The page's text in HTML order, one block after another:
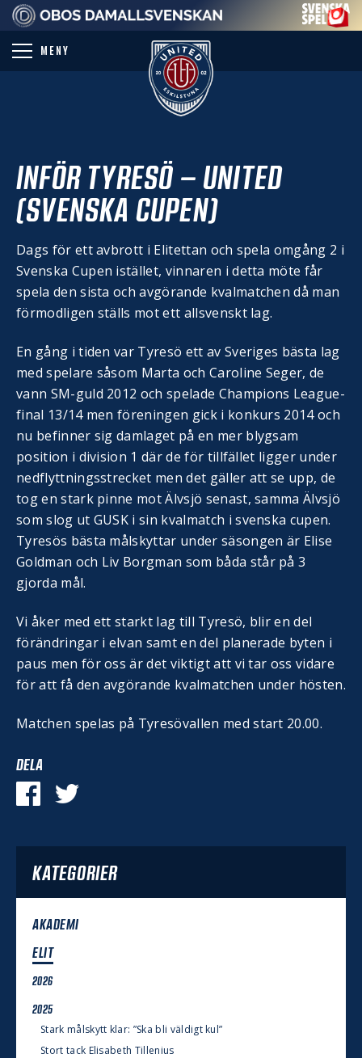
MENY
PARTNER
INFÖR TYRESÖ – UNITED
(SVENSKA CUPEN)
Dags för ett avbrott i Elitettan och spela omgång 2 i
Svenska Cupen istället, vinnaren i detta möte får
spela den sista och avgörande kvalmatchen då man
förmodligen ställs mot ett allsvenskt lag.
En gång i tiden var Tyresö ett av Sveriges bästa lag
med spelare såsom Marta och Caroline Seger, de
vann SM-guld 2012 och spelade Champions League-
final 13/14 men föreningen gick i konkurs 2014 och
nu befinner sig damlaget på en mer blygsam
position i division 1 där de för tillfället ligger under
nedflyttningsstrecket men det gäller att se upp, de
tog en stark pinne mot Älvsjö senast, samma Älvsjö
som slog ut GUSK i sin kvalmatch i svenska cupen.
Tyresös bästa målskyttar under säsongen är Elise
Goldman och Liv Borgman som båda står på 3
gjorda mål.
Vi åker med ett starkt lag till Tyresö, blir en del
förändringar i elvan samt en del planerade byten i
paus men för oss är det viktigt att vi tar oss vidare
för att få den avgörande kvalmatchen under hösten.
Matchen spelas på Tyresövallen med start 20.00.
DELA
KATEGORIER
AKADEMI
ELIT
2026
2025
Stark målskytt klar: ”Ska bli väldigt kul”
Stort tack Elisabeth Tillenius